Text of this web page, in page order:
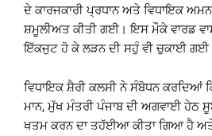
ਦੇ ਕਾਰਜਕਾਰੀ ਪ੍ਰਧਾਨ ਅਤੇ ਵਿਧਾਇਕ
ਸ਼ਮੂਲੀਅਤ ਕੀਤੀ ਗਈ। ਇਸ ਮੌਕੇ ਵਾਰਡ
ਇੱਕਜੁਟ ਹੋ ਕੇ ਲੜਨ ਦੀ ਸਹੁੰ ਵੀ ਚੁਕਾਈ
ਵਿਧਾਇਕ ਸ਼ੈਰੀ ਕਲਸੀ ਨੇ ਸੰਬੋਧਨ ਕਰਦਿਆਂ
ਮਾਨ, ਮੁੱਖ ਮੰਤਰੀ ਪੰਜਾਬ ਦੀ ਅਗਵਾਈ ਹੇਠ
ਖਤਮ ਕਰਨ ਦਾ ਤਹੱਈਆ ਕੀਤਾ ਗਿਆ ਹੈ